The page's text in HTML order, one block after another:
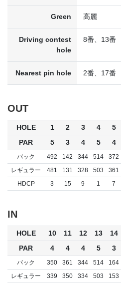
Green 高麗
Driving contest
hole
8番、13番
Nearest pin hole 2番、17番
OUT
HOLE 1 2 3 4 5
PAR
5 3 4 5 4
バック 492 142 344 514 372
レギュラー
481 131 328 503 361
HDCP
3 15 9 1 7
IN
HOLE 10 11 12 13 14
PAR
4 4 4 5 3
バック 350 361 344 514 164
レギュラー
339 350 334 503 153